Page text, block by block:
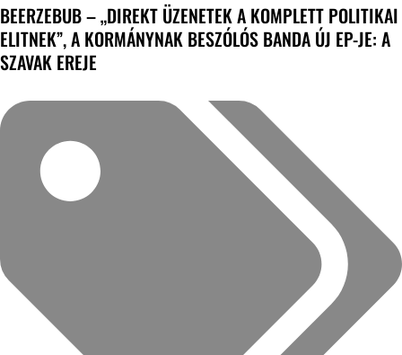
BEERZEBUB – „DIREKT ÜZENETEK A KOMPLETT POLITIKAI
ELITNEK”, A KORMÁNYNAK BESZÓLÓS BANDA ÚJ EP-JE: A
SZAVAK EREJE